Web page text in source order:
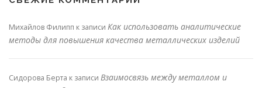
Михайлов Филипп к записи Как использовать аналитические
методы для повышения качества металлических изделий
Сидорова Берта к записи Взаимосвязь между металлом и